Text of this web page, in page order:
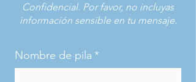
Confidencial. Por favor, no incluyas
información sensible en tu mensaje.
Nombre de pila *